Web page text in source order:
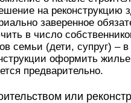
на реконструкцию
заверенное
в число
семьи (дети, супруг) –
оформить
предварительно.
или